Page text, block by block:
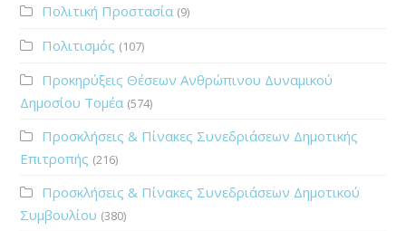
Πολιτική Προστασία (9)
Πολιτισμός (107)
Προκηρύξεις Θέσεων Ανθρώπινου Δυναμικού
Δημοσίου Τομέα (574)
Προσκλήσεις & Πίνακες Συνεδριάσεων Δημοτικής
Επιτροπής (216)
Προσκλήσεις & Πίνακες Συνεδριάσεων Δημοτικού
Συμβουλίου (380)